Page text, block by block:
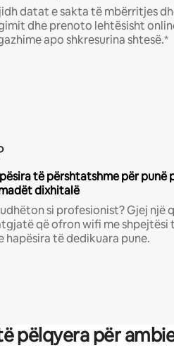
datat e sakta të mbërritjes
dhe prenoto lehtësisht
apo shkresurina shtesë.*
të përshtatshme për punë
dixhitalë
si profesionist? Gjej një
që ofron wifi me shpejtësi
hapësira të dedikuara pune.
pëlqyera për